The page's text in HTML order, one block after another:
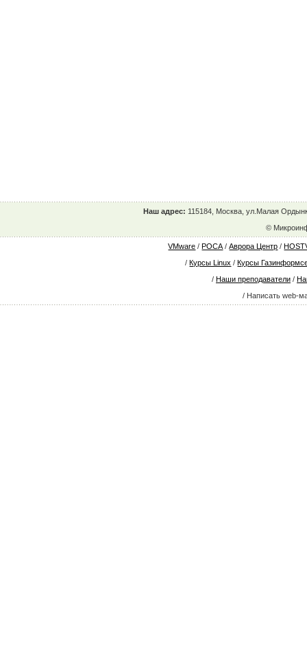
Наш адрес: 115184, Москва, ул.Малая
©
VMware /РОСА /Аврора Центр /
/Курсы Linux /Курсы
/ Наши преподаватели /
/ Написать web-